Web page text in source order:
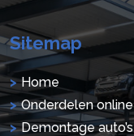
Sitemap
Home
Onderdelen online
Demontage auto’s